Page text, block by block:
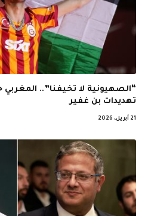
“الصهيونية لا تخيفنا”..
تهديدات بن غفير
21 أبريل، 2026